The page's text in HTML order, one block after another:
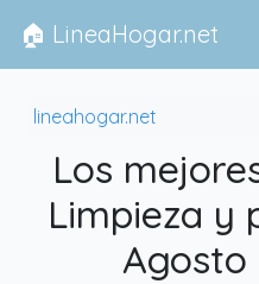
🏠 LineaHogar.net
lineahogar.net
Los
Limpieza y
Agosto